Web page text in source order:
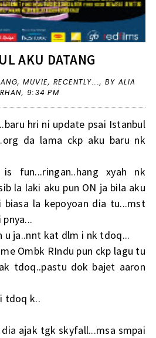
AKU DATANG
,MUVIE, RECENTLY...,BY ALIA
9:34 PM
hri ni update psai Istanbul
da lama ckp aku baru nk
fun...ringan..hang xyah nk
la laki aku pun ON ja bila aku
la kepoyoan dia tu...mst
u ja..nnt kat dlm i nk tdoq...
Ombk RIndu pun ckp lagu tu
tdoq..pastu dok bajet aaron
tdoq k..
ajak tgk skyfall...msa smpai